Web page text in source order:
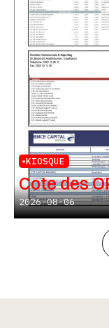
KIOSQUE
Cote des
2026-08-06